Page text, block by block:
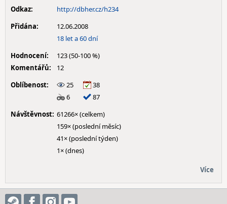
Odkaz:
http://dbher.cz/h234
Přidána:
12.06.2008
18 let a 60 dní
Hodnocení:
123 (50-100 %)
Komentářů:
12
Oblíbenost:
25
38
6
87
Návštěvnost: 61266× (celkem)
159× (poslední měsíc)
41× (poslední týden)
1× (dnes)
Více